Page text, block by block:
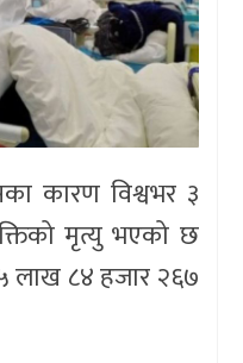
कारण विश्वभर ३
मृत्यु भएको छ
लाख ८४ हजार २६७